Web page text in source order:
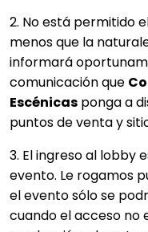
2. No está permitido
menos que la
informará
comunicación que
Escénicas ponga a
puntos de venta y
3. El ingreso al lobby
evento. Le rogamos
el evento sólo se
cuando el acceso no